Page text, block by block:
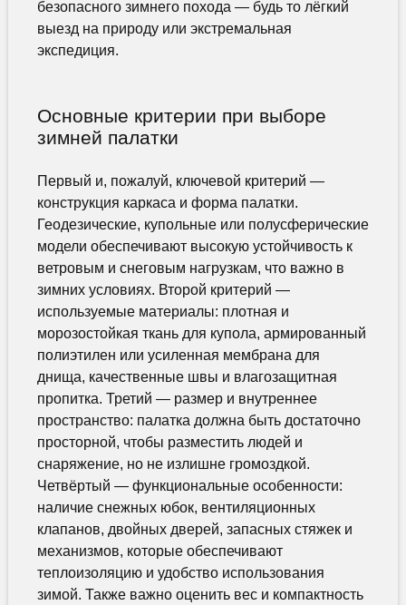
безопасного зимнего похода — будь то лёгкий
выезд на природу или экстремальная
экспедиция.
Основные критерии при выборе
зимней палатки
Первый и, пожалуй, ключевой критерий —
конструкция каркаса и форма палатки.
Геодезические, купольные или полусферические
модели обеспечивают высокую устойчивость к
ветровым и снеговым нагрузкам, что важно в
зимних условиях. Второй критерий —
используемые материалы: плотная и
морозостойкая ткань для купола, армированный
полиэтилен или усиленная мембрана для
днища, качественные швы и влагозащитная
пропитка. Третий — размер и внутреннее
пространство: палатка должна быть достаточно
просторной, чтобы разместить людей и
снаряжение, но не излишне громоздкой.
Четвёртый — функциональные особенности:
наличие снежных юбок, вентиляционных
клапанов, двойных дверей, запасных стяжек и
механизмов, которые обеспечивают
теплоизоляцию и удобство использования
зимой. Также важно оценить вес и компактность